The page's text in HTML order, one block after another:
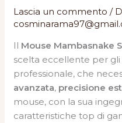
Lascia un commento /
Il Mouse Mambasnake
scelta eccellente per
professionale, che
avanzata, precisione
mouse, con la sua
caratteristiche top di